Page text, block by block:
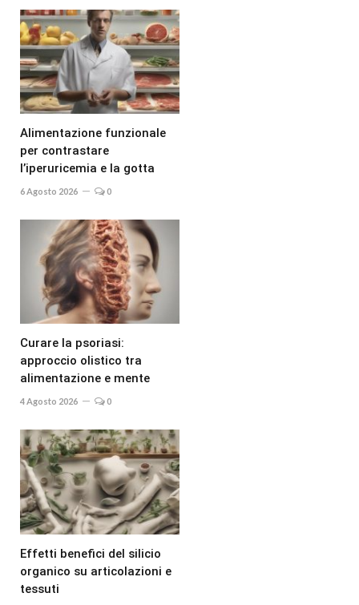
Alimentazione funzionale
per contrastare
l’iperuricemia e la gotta
6 Agosto 2026 0
Curare la psoriasi:
approccio olistico tra
alimentazione e mente
4 Agosto 2026 0
Effetti benefici del silicio
organico su articolazioni e
tessuti